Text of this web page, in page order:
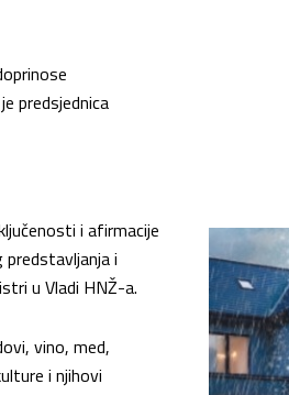
predsjednica
i afirmacije
i
u Vladi HNŽ-a.
vino, med,
i njihovi